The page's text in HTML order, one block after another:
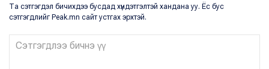
Та сэтгэгдэл бичихдээ бусдад хүндэтгэлтэй хандана уу. Ёс бус
сэтгэгдлийг Peak.mn сайт устгах эрхтэй.